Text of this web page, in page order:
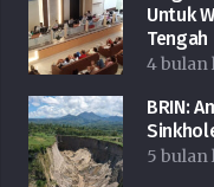
Untuk
Tengah
4 bulan
BRIN:
5 bulan